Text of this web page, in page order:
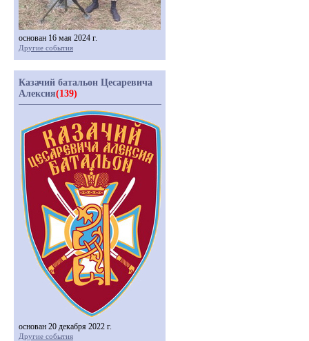
основан 16 мая 2024 г.
Другие события
Казачий батальон Цесаревича
Алексия(139)
основан 20 декабря 2022 г.
Другие события